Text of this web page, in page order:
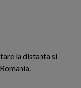
la distanta si